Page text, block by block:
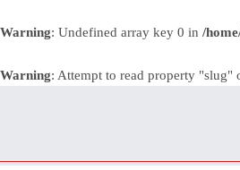
Warning: Undefined array key 0 in /
Warning: Attempt to read property "slug"